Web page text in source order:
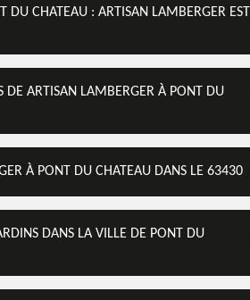
DU CHATEAU : ARTISAN LAMBERGER EST
DE ARTISAN LAMBERGER À PONT DU
À PONT DU CHATEAU DANS LE 63430
DANS LA VILLE DE PONT DU